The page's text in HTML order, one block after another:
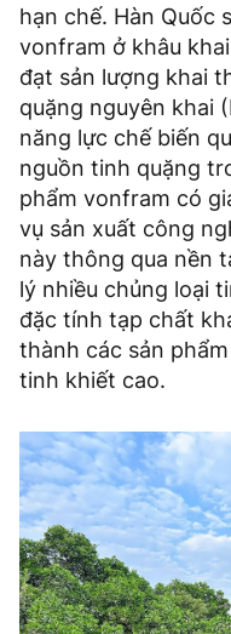
hạn chế. Hàn Quốc
vonfram ở khâu
đạt sản lượng khai
quặng nguyên khai
năng lực chế biến
nguồn tinh quặng
phẩm vonfram có
vụ sản xuất công
này thông qua nền
lý nhiều chủng loại
đặc tính tạp chất
thành các sản
tinh khiết cao.